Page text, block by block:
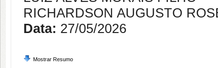
RICHARDSON AUGUSTO
Data: 27/05/2026
Mostrar Resumo